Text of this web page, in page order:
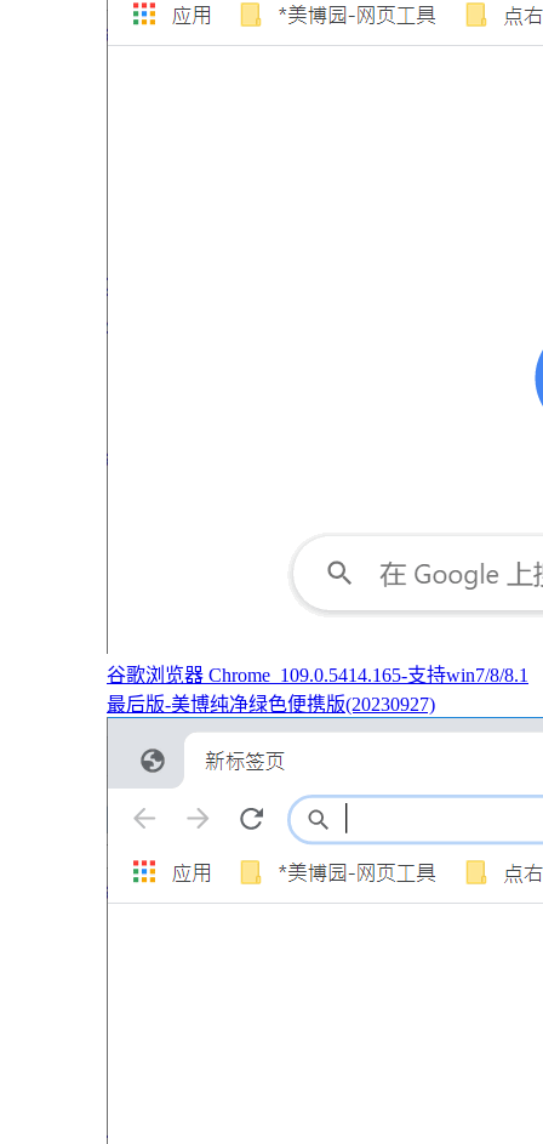
谷歌浏览器 Chrome_109.0.5414.165-支持win7/8/8.1
最后版-美博纯净绿色便携版(20230927)